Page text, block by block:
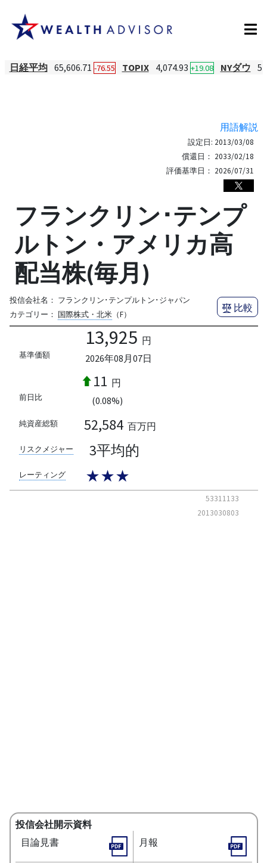
日経平均 65,606.71 -76.55 TOPIX 4,074.93 +19.08 NYダウ
用語解説
設定日: 2013/03/08
償還日： 2033/02/18
評価基準日： 2026/07/31
フランクリン･テンプ
ルトン・アメリカ高
配当株(毎月)
投信会社名： フランクリン･テンプルトン･ジャパン
カテゴリー： 国際株式・北米（F）
比較
基準価額
13,925 円
2026年08月07日
前日比
11 円
(0.08%)
純資産総額 52,584 百万円
リスクメジャー 3平均的
レーティング ★★★
53311133
2013030803
投信会社開示資料
目論見書
月報